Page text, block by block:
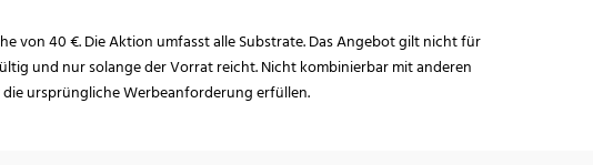
von 40 €. Die Aktion umfasst alle Substrate. Das Angebot gilt nicht für
und nur solange der Vorrat reicht. Nicht kombinierbar mit anderen
ursprüngliche Werbeanforderung erfüllen.